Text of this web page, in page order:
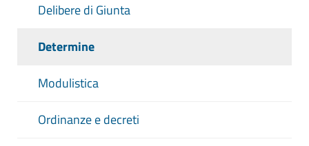
Delibere di Giunta
Determine
Modulistica
Ordinanze e decreti